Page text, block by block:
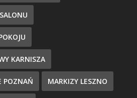
KARNISZA
POZNAŃ MARKIZY LESZNO